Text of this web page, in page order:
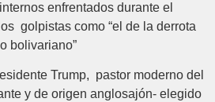
enfrentados durante el
golpistas como “el de la derrota
bolivariano”
Trump, pastor moderno del
y de origen anglosajón- elegido